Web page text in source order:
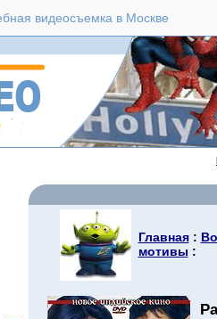
видеосъемка в Москве
Главная:
мотивы :